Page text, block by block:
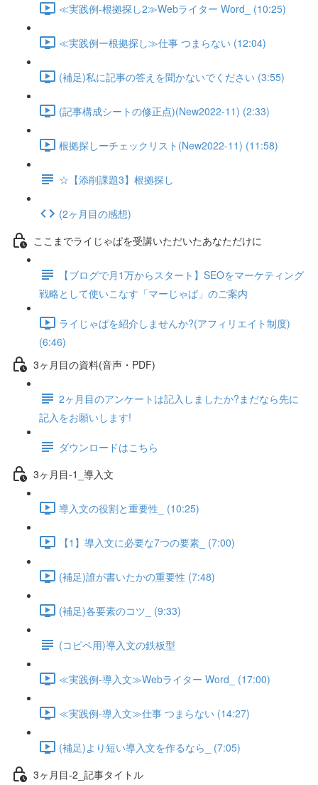
≪実践例-根拠探し2≫Webライター Word_ (10:25)
≪実践例ー根拠探し≫仕事 つまらない (12:04)
(補足)私に記事の答えを聞かないでください (3:55)
(記事構成シートの修正点)(New2022-11) (2:33)
根拠探しーチェックリスト(New2022-11) (11:58)
☆【添削課題3】根拠探し
(2ヶ月目の感想)
ここまでライじゃぱを受講いただいたあなただけに
【ブログで月1万からスタート】SEOをマーケティング
戦略として使いこなす「マーじゃぱ」のご案内
ライじゃぱを紹介しませんか?(アフィリエイト制度)
(6:46)
3ヶ月目の資料(音声・PDF)
2ヶ月目のアンケートは記入しましたか?まだなら先に
記入をお願いします!
ダウンロードはこちら
3ヶ月目-1_導入文
導入文の役割と重要性_ (10:25)
【1】導入文に必要な7つの要素_ (7:00)
(補足)誰が書いたかの重要性 (7:48)
(補足)各要素のコツ_ (9:33)
(コピペ用)導入文の鉄板型
≪実践例-導入文≫Webライター Word_ (17:00)
≪実践例-導入文≫仕事 つまらない (14:27)
(補足)より短い導入文を作るなら_ (7:05)
3ヶ月目-2_記事タイトル